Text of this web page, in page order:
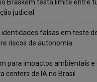
Braskem testa limite entre
judicial
falsas em teste
riscos de autonomia
para impactos ambientais e
centers de IA no Brasil